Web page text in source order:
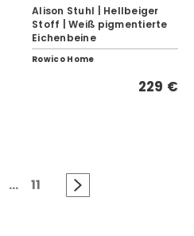
Alison Stuhl | Hellbeiger
Stoff | Weiß pigmentierte
Eichenbeine
Rowico Home
229 €
... 11